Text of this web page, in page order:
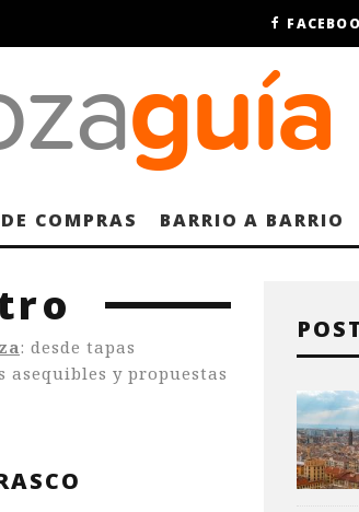
DE COMPRAS BARRIO A BARRIO
: desde tapas
y propuestas